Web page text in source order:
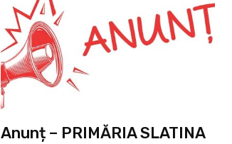
Anunț – PRIMĂRIA SLATINA